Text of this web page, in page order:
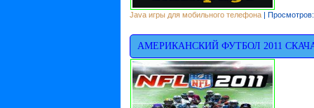
Java игры для мобильного телефона |
АМЕРИКАНСКИЙ ФУТБОЛ 2011